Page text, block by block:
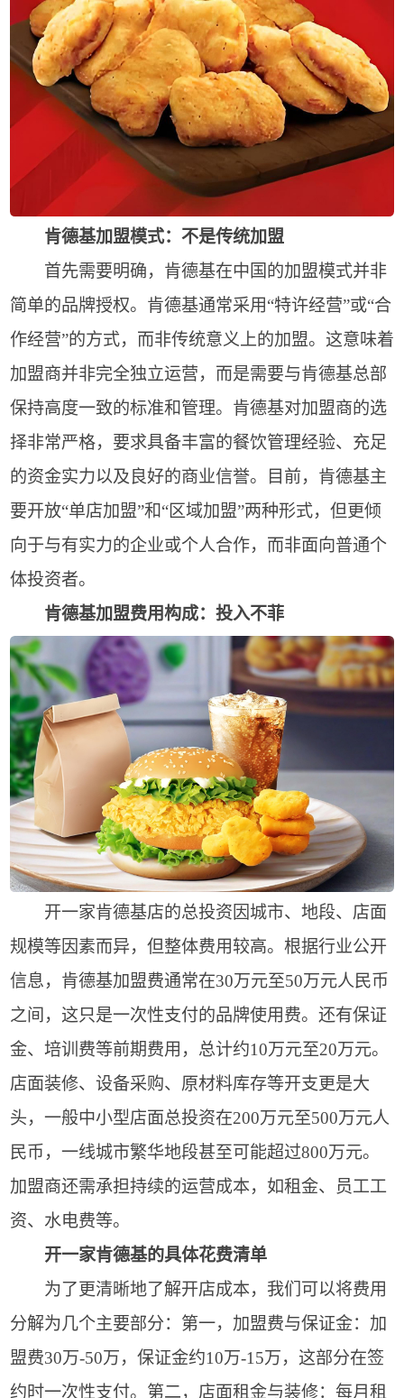
肯德基加盟模式：不是传统加盟
首先需要明确，肯德基在中国的加盟模式并非
简单的品牌授权。肯德基通常采用“特许经营”或“合
作经营”的方式，而非传统意义上的加盟。这意味着
加盟商并非完全独立运营，而是需要与肯德基总部
保持高度一致的标准和管理。肯德基对加盟商的选
择非常严格，要求具备丰富的餐饮管理经验、充足
的资金实力以及良好的商业信誉。目前，肯德基主
要开放“单店加盟”和“区域加盟”两种形式，但更倾
向于与有实力的企业或个人合作，而非面向普通个
体投资者。
肯德基加盟费用构成：投入不菲
开一家肯德基店的总投资因城市、地段、店面
规模等因素而异，但整体费用较高。根据行业公开
信息，肯德基加盟费通常在30万元至50万元人民币
之间，这只是一次性支付的品牌使用费。还有保证
金、培训费等前期费用，总计约10万元至20万元。
店面装修、设备采购、原材料库存等开支更是大
头，一般中小型店面总投资在200万元至500万元人
民币，一线城市繁华地段甚至可能超过800万元。
加盟商还需承担持续的运营成本，如租金、员工工
资、水电费等。
开一家肯德基的具体花费清单
为了更清晰地了解开店成本，我们可以将费用
分解为几个主要部分：第一，加盟费与保证金：加
盟费30万-50万，保证金约10万-15万，这部分在签
约时一次性支付。第二，店面租金与装修：每月租